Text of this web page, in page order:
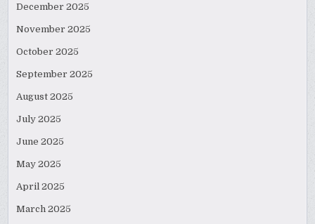
December 2025
November 2025
October 2025
September 2025
August 2025
July 2025
June 2025
May 2025
April 2025
March 2025